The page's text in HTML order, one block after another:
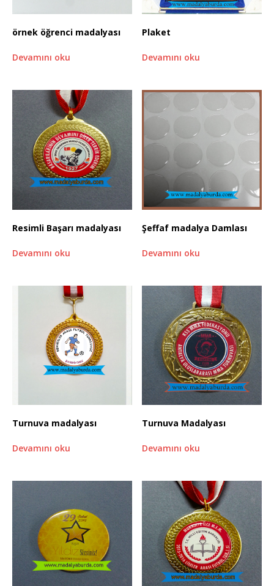
örnek öğrenci madalyası
Devamını oku
Plaket
Devamını oku
Resimli Başarı madalyası
Devamını oku
Şeffaf madalya Damlası
Devamını oku
Turnuva madalyası
Devamını oku
Turnuva Madalyası
Devamını oku